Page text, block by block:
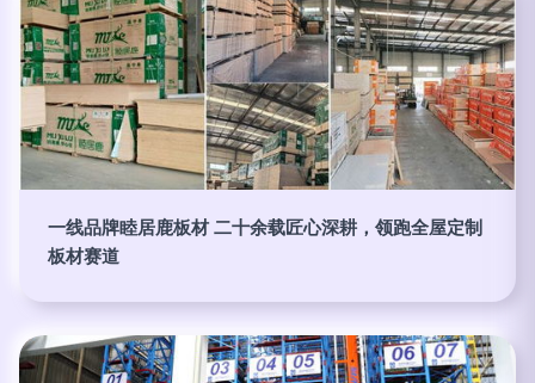
一线品牌睦居鹿板材 二十余载匠心深耕，领跑全屋定制
板材赛道